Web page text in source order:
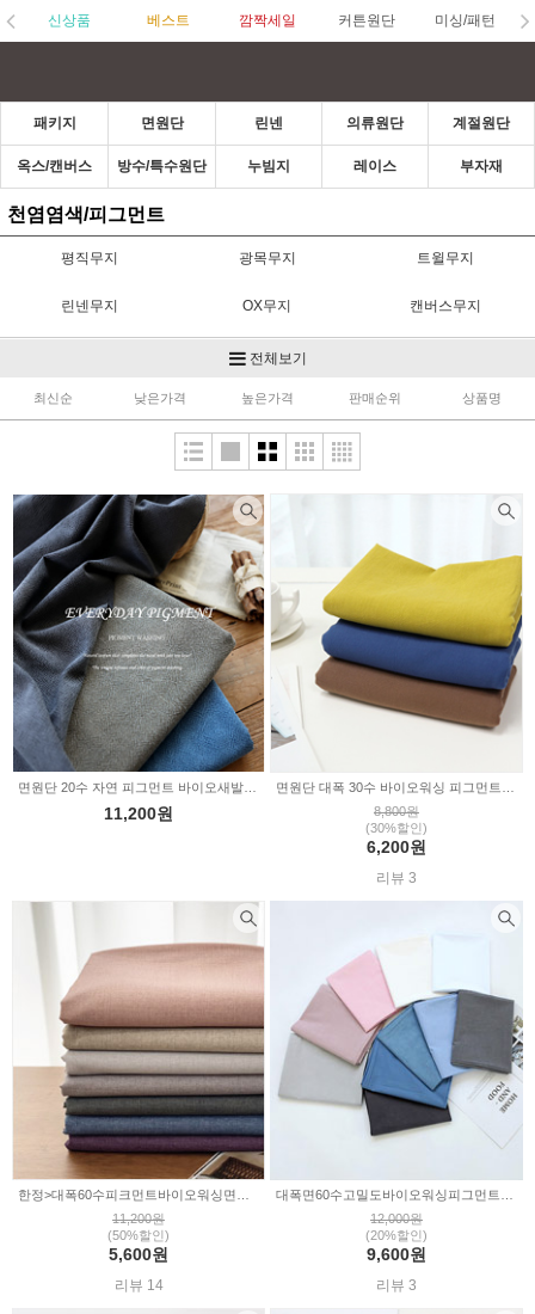
신상품 베스트 깜짝세일 커튼원단 미싱/패턴
패키지 면원단 린넨 의류원단 계절원단
옥스/캔버스 방수/특수원단 누빔지 레이스 부자재
천염염색/피그먼트
평직무지 광목무지 트윌무지
린넨무지 OX무지 캔버스무지
방수천무지
천염염색/피그먼트 인견무지 암막무지
쉬폰무지
망사무지 거즈무지 혼방무지
샤틴무지 아사무지
폴라폴리스무지
전체보기
최신순 낮은가격 높은가격 판매순위 상품명
11,200원
8,800원
(30%할인)
6,200원
리뷰 3
11,200원
(50%할인)
5,600원
리뷰 14
12,000원
(20%할인)
9,600원
리뷰 3